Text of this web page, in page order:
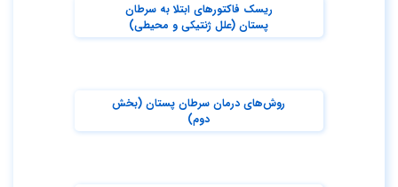
ریسک فاکتورهای ابتلا به سرطان
پستان (علل ژنتیکی و محیطی)
روش‌های درمان سرطان پستان (بخش
دوم)